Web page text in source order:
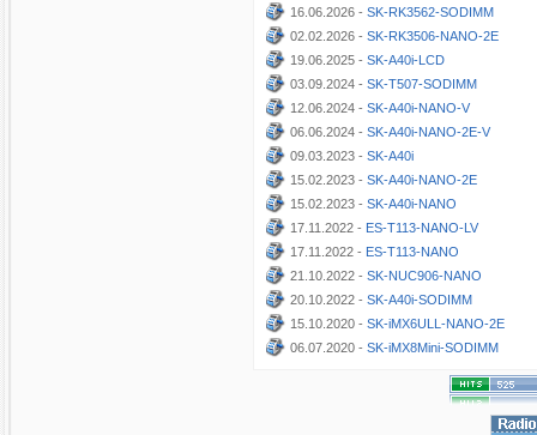
16.06.2026 - SK-RK3562-SODIMM
02.02.2026 - SK-RK3506-NANO-2E
19.06.2025 - SK-A40i-LCD
03.09.2024 - SK-T507-SODIMM
12.06.2024 - SK-A40i-NANO-V
06.06.2024 - SK-A40i-NANO-2E-V
09.03.2023 - SK-A40i
15.02.2023 - SK-A40i-NANO-2E
15.02.2023 - SK-A40i-NANO
17.11.2022 - ES-T113-NANO-LV
17.11.2022 - ES-T113-NANO
21.10.2022 - SK-NUC906-NANO
20.10.2022 - SK-A40i-SODIMM
15.10.2020 - SK-iMX6ULL-NANO-2E
06.07.2020 - SK-iMX8Mini-SODIMM